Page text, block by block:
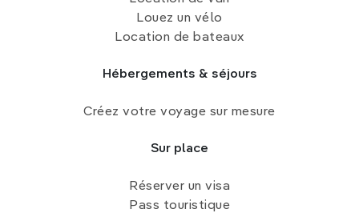
Louez un vélo
Location de bateaux
Hébergements & séjours
Créez votre voyage sur mesure
Sur place
Réserver un visa
Pass touristique